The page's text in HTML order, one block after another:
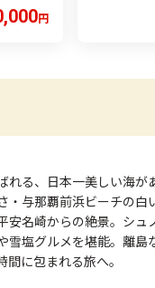
ン 券
円
垣島 ツア
券 クーポ
れる、日本一美しい海が
・与那覇前浜ビーチの白
安名崎からの絶景。シュ
雪塩グルメを堪能。離島
間に包まれる旅へ。